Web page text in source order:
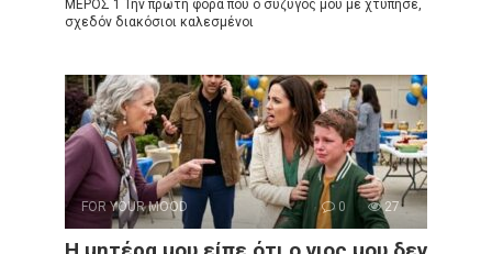
ΜΕΡΟΣ 1 Την πρώτη φορά που ο σύζυγός μου με χτύπησε,
σχεδόν διακόσιοι καλεσμένοι
FOR YOUR MOOD 0 27